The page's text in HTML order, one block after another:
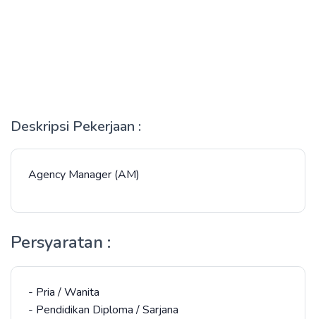
Deskripsi Pekerjaan :
Agency Manager (AM)
Persyaratan :
- Pria / Wanita
- Pendidikan Diploma / Sarjana